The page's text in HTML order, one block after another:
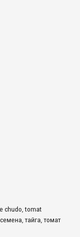
chudo ,tomat
семена тайга томат